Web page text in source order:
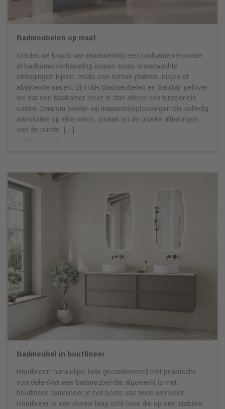
Badmeubelen op maat
Ontdek de kracht van maatwerkBij een badkamerrenovatie
of badkamerverbouwing komen soms onverwachte
uitdagingen kijken, zoals een schuin plafond, nisjes of
afwijkende maten. Bij H&R Badmeubelen en Sanitair geloven
we dat een badkamer meer is dan alleen een functionele
ruimte. Daarom bieden wij maatwerkoplossingen die volledig
aansluiten op elke wens, smaak en de unieke afmetingen
van de ruimte. […]
Badmeubel in houtfineer
Houtfineer: natuurlijke look gecombineerd met praktische
voordelenMet een badmeubel dat afgewerkt is met
houtfineer combineer je het beste van twee werelden.
Houtfineer is een dunne laag echt hout die op een stabiele